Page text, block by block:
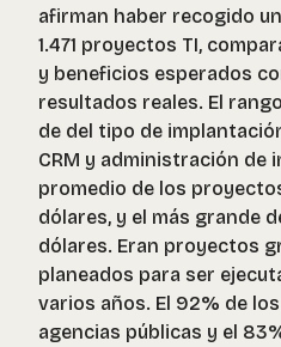
afirman haber recogido
1.471 proyectos TI,
y beneficios esperados
resultados reales. El
de del tipo de
CRM y administración de
promedio de los
dólares, y el más grande
dólares. Eran proyectos
planeados para ser
varios años. El 92% de
agencias públicas y el